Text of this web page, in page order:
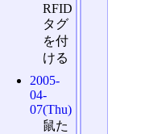
RFID
タグ
を付
ける
2005-
04-
07(Thu)
鼠た